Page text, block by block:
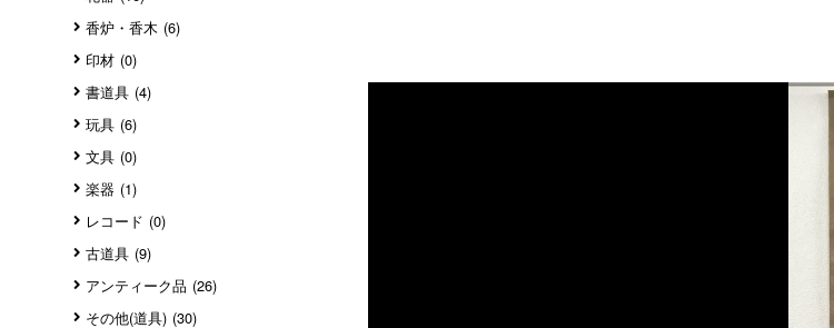
香炉・香木 (6)
印材 (0)
書道具 (4)
玩具 (6)
文具 (0)
楽器 (1)
レコード (0)
古道具 (9)
アンティーク品 (26)
その他(道具) (30)